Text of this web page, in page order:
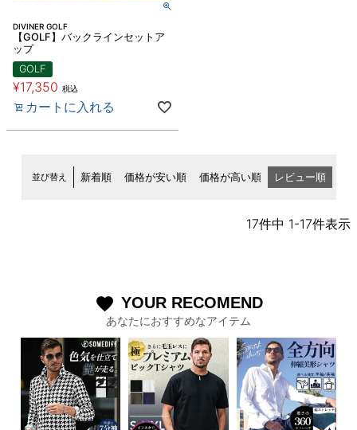
DIVINER GOLF
【GOLF】バックラインセットア
ップ
GOLF
¥17,350 税込
カートに入れる
並び替え 新着順 価格が安い順 価格が高い順 レビュー順
17件中 1-17件表示
favorite YOUR RECOMEND
あなたにおすすめなアイテム